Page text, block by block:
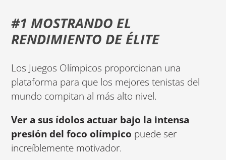
#1 MOSTRANDO EL
RENDIMIENTO DE ÉLITE
Los Juegos Olímpicos proporcionan una
plataforma para que los mejores tenistas del
mundo compitan al más alto nivel.
Ver a sus ídolos actuar bajo la intensa
presión del foco olímpico puede ser
increíblemente motivador.